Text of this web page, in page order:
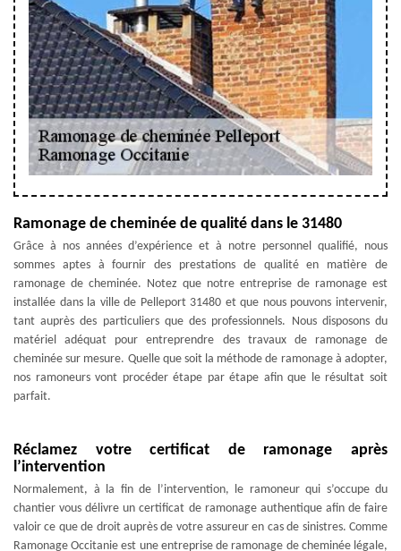
Ramonage de cheminée de qualité dans le 31480
Grâce à nos années d’expérience et à notre personnel qualifié, nous
sommes aptes à fournir des prestations de qualité en matière de
ramonage de cheminée. Notez que notre entreprise de ramonage est
installée dans la ville de Pelleport 31480 et que nous pouvons intervenir,
tant auprès des particuliers que des professionnels. Nous disposons du
matériel adéquat pour entreprendre des travaux de ramonage de
cheminée sur mesure. Quelle que soit la méthode de ramonage à adopter,
nos ramoneurs vont procéder étape par étape afin que le résultat soit
parfait.
Réclamez votre certificat de ramonage après
l’intervention
Normalement, à la fin de l’intervention, le ramoneur qui s’occupe du
chantier vous délivre un certificat de ramonage authentique afin de faire
valoir ce que de droit auprès de votre assureur en cas de sinistres. Comme
Ramonage Occitanie est une entreprise de ramonage de cheminée légale,